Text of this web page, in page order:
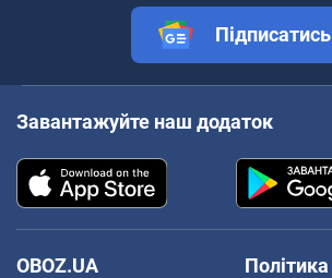
Підписатись
Завантажуйте наш додаток
OBOZ.UA
Політика